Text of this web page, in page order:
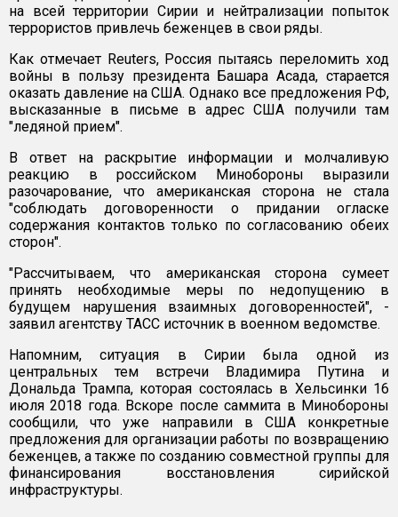
на всей территории Сирии и нейтрализации попыток
террористов привлечь беженцев в свои ряды.
Как отмечает Reuters, Россия пытаясь переломить ход
войны в пользу президента Башара Асада, старается
оказать давление на США. Однако все предложения РФ,
высказанные в письме в адрес США получили там
"ледяной прием".
В ответ на раскрытие информации и молчаливую
реакцию в российском Минобороны выразили
разочарование, что американская сторона не стала
"соблюдать договоренности о придании огласке
содержания контактов только по согласованию обеих
сторон".
"Рассчитываем, что американская сторона сумеет
принять необходимые меры по недопущению в
будущем нарушения взаимных договоренностей", -
заявил агентству ТАСС источник в военном ведомстве.
Напомним, ситуация в Сирии была одной из
центральных тем встречи Владимира Путина и
Дональда Трампа, которая состоялась в Хельсинки 16
июля 2018 года. Вскоре после саммита в Минобороны
сообщили, что уже направили в США конкретные
предложения для организации работы по возвращению
беженцев, а также по созданию совместной группы для
финансирования восстановления сирийской
инфраструктуры.